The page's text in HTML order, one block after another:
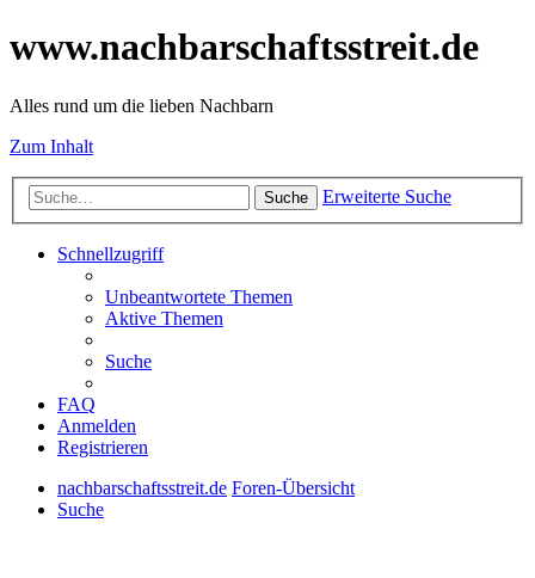
www.nachbarschaftsstreit.de
Alles rund um die lieben Nachbarn
Zum Inhalt
Suche Erweiterte Suche
Schnellzugriff
Unbeantwortete Themen
Aktive Themen
Suche
FAQ
Anmelden
Registrieren
nachbarschaftsstreit.de Foren-Übersicht
Suche